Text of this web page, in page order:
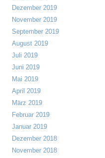
Dezember 2019
November 2019
September 2019
August 2019
Juli 2019
Juni 2019
Mai 2019
April 2019
März 2019
Februar 2019
Januar 2019
Dezember 2018
November 2018